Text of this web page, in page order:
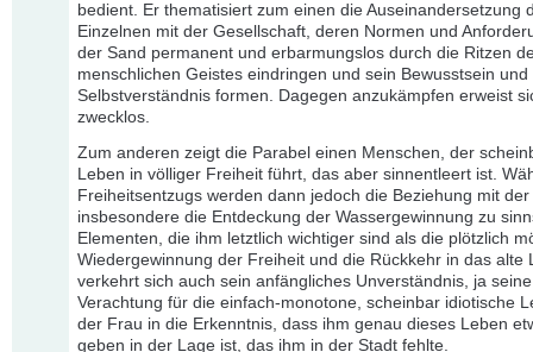
bedient. Er thematisiert zum einen die Auseinandersetzung
Einzelnen mit der Gesellschaft, deren Normen und
der Sand permanent und erbarmungslos durch die Ritzen
menschlichen Geistes eindringen und sein Bewusstsein und
Selbstverständnis formen. Dagegen anzukämpfen erweist
zwecklos.
Zum anderen zeigt die Parabel einen Menschen, der
Leben in völliger Freiheit führt, das aber sinnentleert ist.
Freiheitsentzugs werden dann jedoch die Beziehung mit
insbesondere die Entdeckung der Wassergewinnung zu
Elementen, die ihm letztlich wichtiger sind als die plötzlich
Wiedergewinnung der Freiheit und die Rückkehr in das alte
verkehrt sich auch sein anfängliches Unverständnis, ja seine
Verachtung für die einfach-monotone, scheinbar idiotische
der Frau in die Erkenntnis, dass ihm genau dieses Leben
geben in der Lage ist, das ihm in der Stadt fehlte.